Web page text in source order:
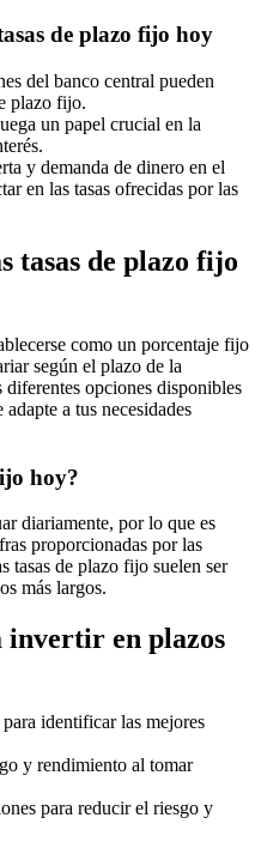
de plazo fijo hoy
del banco central pueden
plazo fijo.
un papel crucial en la
y demanda de dinero en el
en las tasas ofrecidas por las
tasas de plazo fijo
como un porcentaje fijo
según el plazo de la
opciones disponibles
a tus necesidades
hoy?
diariamente, por lo que es
proporcionadas por las
tasas de plazo fijo suelen ser
más largos.
invertir en plazos
identificar las mejores
y rendimiento al tomar
para reducir el riesgo y